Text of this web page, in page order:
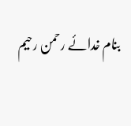
بنام خدائے رحمن رحیم